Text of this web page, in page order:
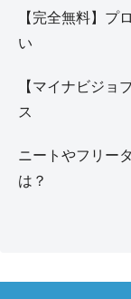
【完全無料】プ
い
【マイナビジョ
ス
ニートやフリー
は？